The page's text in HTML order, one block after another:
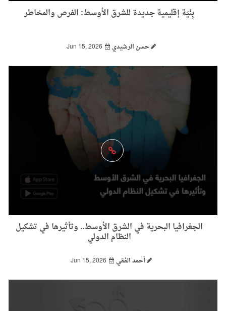
بِنْيَة إقليمية جديدة للشرق الأوسط: الفرص والمخاطر
حسن الرشيدي Jun 15, 2026
الجغرافيا البحرية في الشرق الأوسط.. وتأثيرها في تشكيل
النظام الدولي
أحمد الفقي Jun 15, 2026